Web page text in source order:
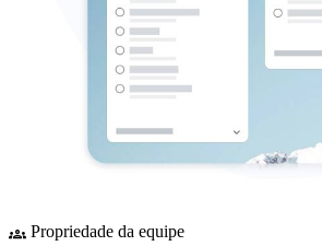
groups Propriedade da equipe